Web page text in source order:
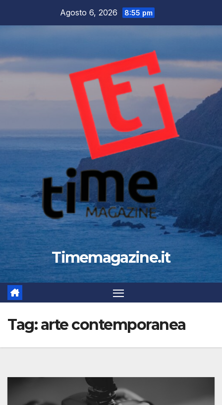
Agosto 6, 2026 8:55 pm
Timemagazine.it
Tag:arte contemporanea​